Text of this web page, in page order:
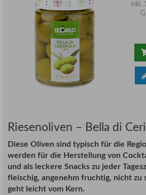
inkl.
Riesenoliven – Bella di
Diese Oliven sind typisch für die
werden für die Herstellung von
und als leckere Snacks zu jeder
fleischig, angenehm fruchtig, nicht zu
geht leicht vom Kern.